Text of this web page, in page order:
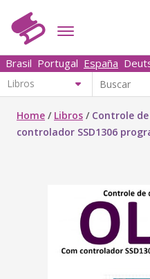
Brasil Portugal España
Home / Libros / Controle
controlador SSD1306